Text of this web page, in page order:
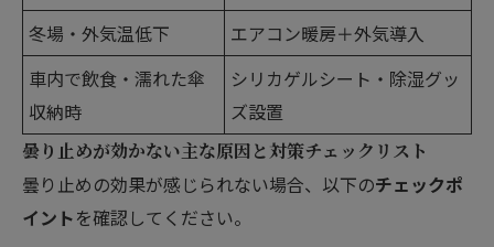
冬場・外気温低下
エアコン暖房＋外気導入
車内で飲食・濡れた傘
収納時
シリカゲルシート・除湿グッ
ズ設置
曇り止めが効かない主な原因と対策チェックリスト
曇り止めの効果が感じられない場合、以下のチェックポ
イントを確認してください。